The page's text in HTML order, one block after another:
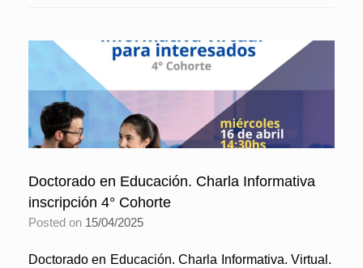
Doctorado en Educación. Charla Informativa
inscripción 4° Cohorte
Posted on 15/04/2025
Doctorado en Educación. Charla Informativa. Virtual.